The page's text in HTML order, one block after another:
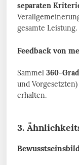
separaten
gesamte Leistung.
Feedback von
Sammel360-
und
erhalten.
3.